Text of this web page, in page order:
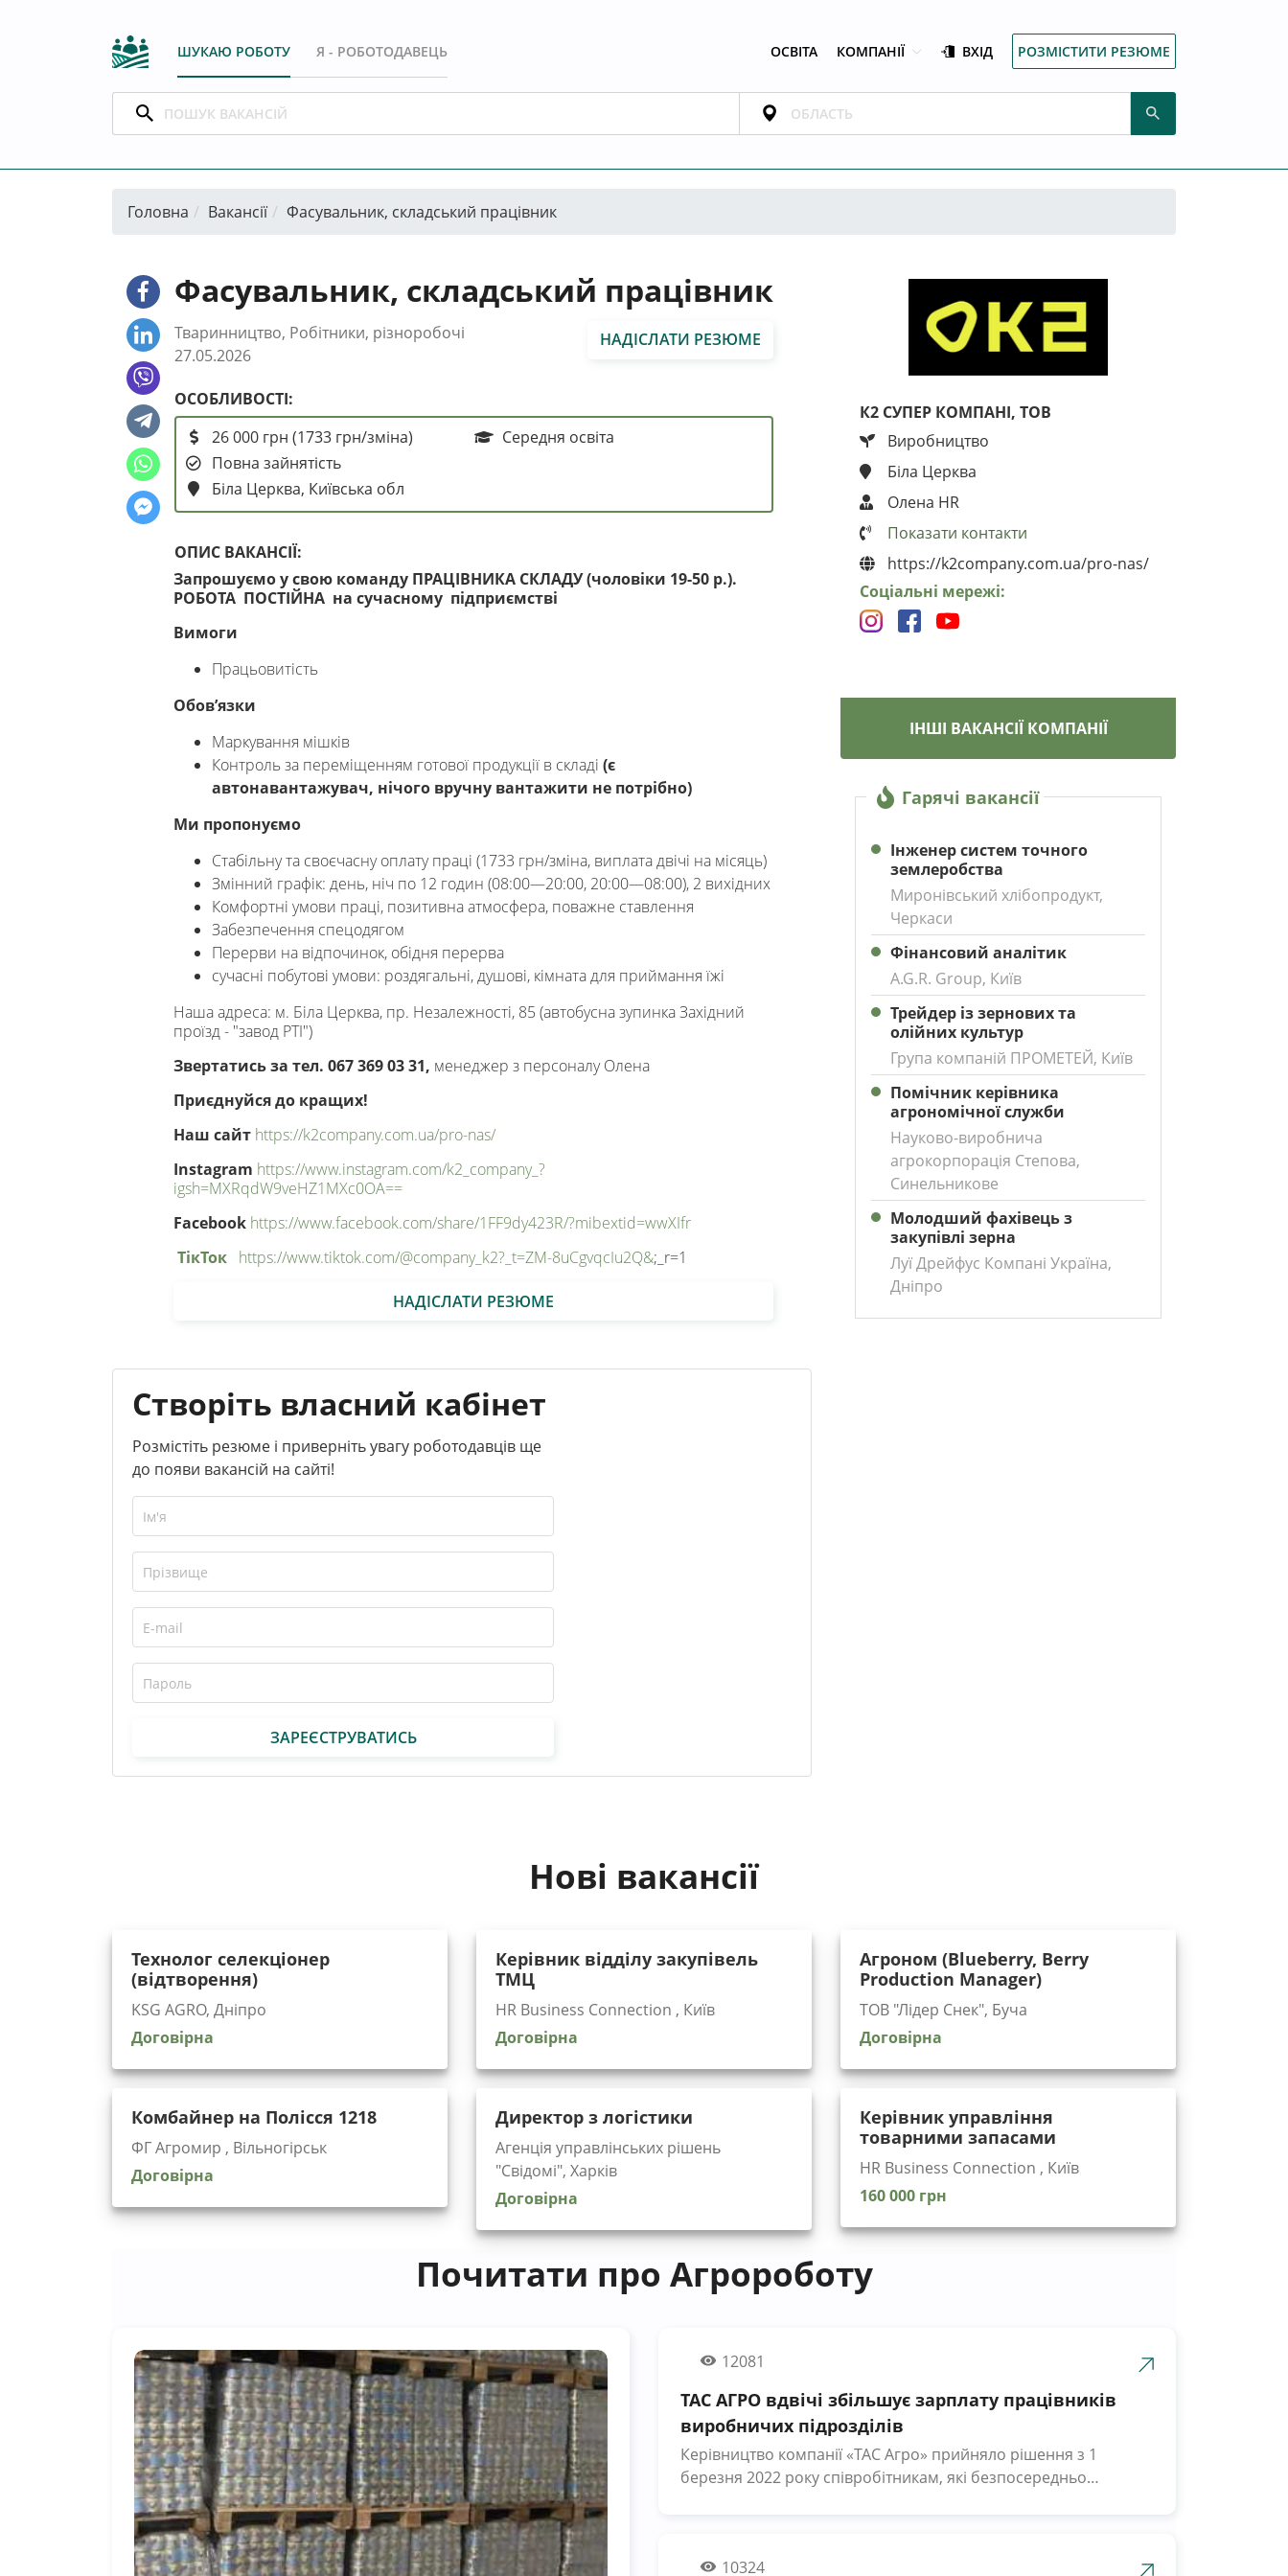
ШУКАЮ РОБОТУ Я - РОБОТОДАВЕЦЬ ОСВІТА КОМПАНІЇ ВХІД РОЗМІСТИТИ РЕЗЮМЕ
Головна Вакансії Фасувальник, складський працівник
Фасувальник, складський працівник
Тваринництво, Робітники, різноробочі
27.05.2026
НАДІСЛАТИ РЕЗЮМЕ
ОСОБЛИВОСТІ:
26 000 грн (1733 грн/зміна)
Повна зайнятість
Біла Церква, Київська обл
Середня освіта
ОПИС ВАКАНСІЇ:
Запрошуємо у свою команду ПРАЦІВНИКА СКЛАДУ (чоловіки 19-50 р.).
РОБОТА ПОСТІЙНА на сучасному підприємстві
Вимоги
Працьовитість
Обов’язки
Маркування мішків
Контроль за переміщенням готової продукції в складі (є
автонавантажувач, нічого вручну вантажити не потрібно)
Ми пропонуємо
Стабільну та своєчасну оплату праці (1733 грн/зміна, виплата двічі на місяць)
Змінний графік: день, ніч по 12 годин (08:00—20:00, 20:00—08:00), 2 вихідних
Комфортні умови праці, позитивна атмосфера, поважне ставлення
Забезпечення спецодягом
Перерви на відпочинок, обідня перерва
сучасні побутові умови: роздягальні, душові, кімната для приймання їжі
Наша адреса: м. Біла Церква, пр. Незалежності, 85 (автобусна зупинка Західний
проїзд - "завод РТІ")
Звертатись за тел. 067 369 03 31, менеджер з персоналу Олена
Приєднуйся до кращих!
Наш сайт https://k2company.com.ua/pro-nas/
Instagram https://www.instagram.com/k2_company_?
igsh=MXRqdW9veHZ1MXc0OA==
Facebook https://www.facebook.com/share/1FF9dy423R/?mibextid=wwXIfr
ТікТок https://www.tiktok.com/@company_k2?_t=ZM-8uCgvqcIu2Q&;_r=1
НАДІСЛАТИ РЕЗЮМЕ
Створіть власний кабінет
Розмістіть резюме і приверніть увагу роботодавців ще
до появи вакансій на сайті!
ЗАРЕЄСТРУВАТИСЬ
К2 СУПЕР КОМПАНІ, ТОВ
Виробництво
Біла Церква
Олена HR
Показати контакти
https://k2company.com.ua/pro-nas/
Соціальні мережі:
ІНШІ ВАКАНСІЇ КОМПАНІЇ
Гарячі вакансії
Інженер систем точного
землеробства
Миронівський хлібопродукт,
Черкаси
Фінансовий аналітик
A.G.R. Group, Київ
Трейдер із зернових та
олійних культур
Група компаній ПРОМЕТЕЙ, Київ
Помічник керівника
агрономічної служби
Науково-виробнича
агрокорпорація Степова,
Синельникове
Молодший фахівець з
закупівлі зерна
Луї Дрейфус Компані Україна,
Дніпро
Нові вакансії
Технолог селекціонер
(відтворення)
KSG AGRO, Дніпро
Договірна
Керівник відділу закупівель
ТМЦ
HR Business Connection , Київ
Договірна
Агроном (Blueberry, Berry
Production Manager)
ТОВ "Лідер Снек", Буча
Договірна
Комбайнер на Полісся 1218
ФГ Агромир , Вільногірськ
Договірна
Директор з логістики
Агенція управлінських рішень
"Cвідомі", Харків
Договірна
Керівник управління
товарними запасами
HR Business Connection , Київ
160 000 грн
Почитати про Агророботу
12081
ТАС АГРО вдвічі збільшує зарплату працівників
виробничих підрозділів
Керівництво компанії «ТАС Агро» прийняло рішення з 1
березня 2022 року співробітникам, які безпосередньо
мужність і професіоналізм наших працівників. Враховуючи
10324